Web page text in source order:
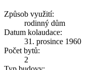
Způsob využití:
rodinný dům
Datum kolaudace:
31. prosince 1960
Počet bytů:
2